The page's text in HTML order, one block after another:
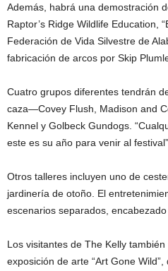
Además, habrá una demostración
Raptor’s Ridge Wildlife Education,
Federación de Vida Silvestre de
fabricación de arcos por Skip
Cuatro grupos diferentes tendrán
caza—Covey Flush, Madison and
Kennel y Golbeck Gundogs.
este es su año para venir al
Otros talleres incluyen uno de
jardinería de otoño. El
escenarios separados,
Los visitantes de The Kelly
exposición de arte “Art Gone